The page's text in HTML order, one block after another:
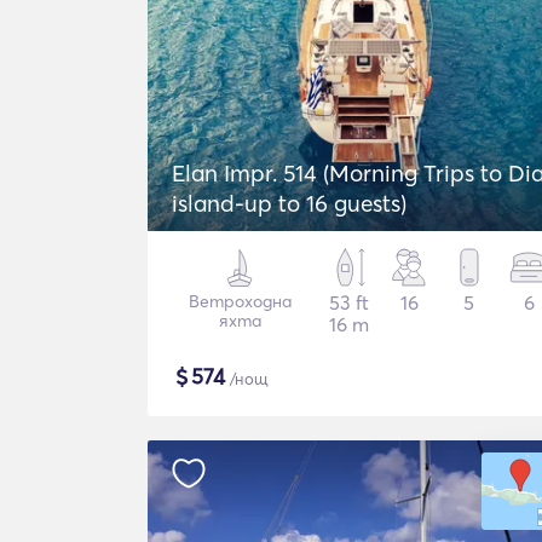
Elan Impr. 514 (Morning Trips to
island-up to 16 guests)
Ветроходна
яхта
53 ft
16 m
16 5 6
$574/нощ